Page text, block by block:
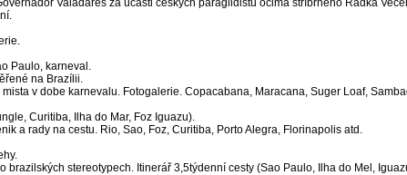
Paulo, karneval.
na Brazílii.
v dobe karnevalu. Fotogalerie. Copacabana, Maracana, Suger Loaf,
Curitiba, Ilha do Mar, Foz Iguazu).
a rady na cestu. Rio, Sao, Foz, Curitiba, Porto Alegra, Florinapolis atd.
stereotypech. Itinerář 3,5týdenní cesty (Sao Paulo, Ilha do Mel,